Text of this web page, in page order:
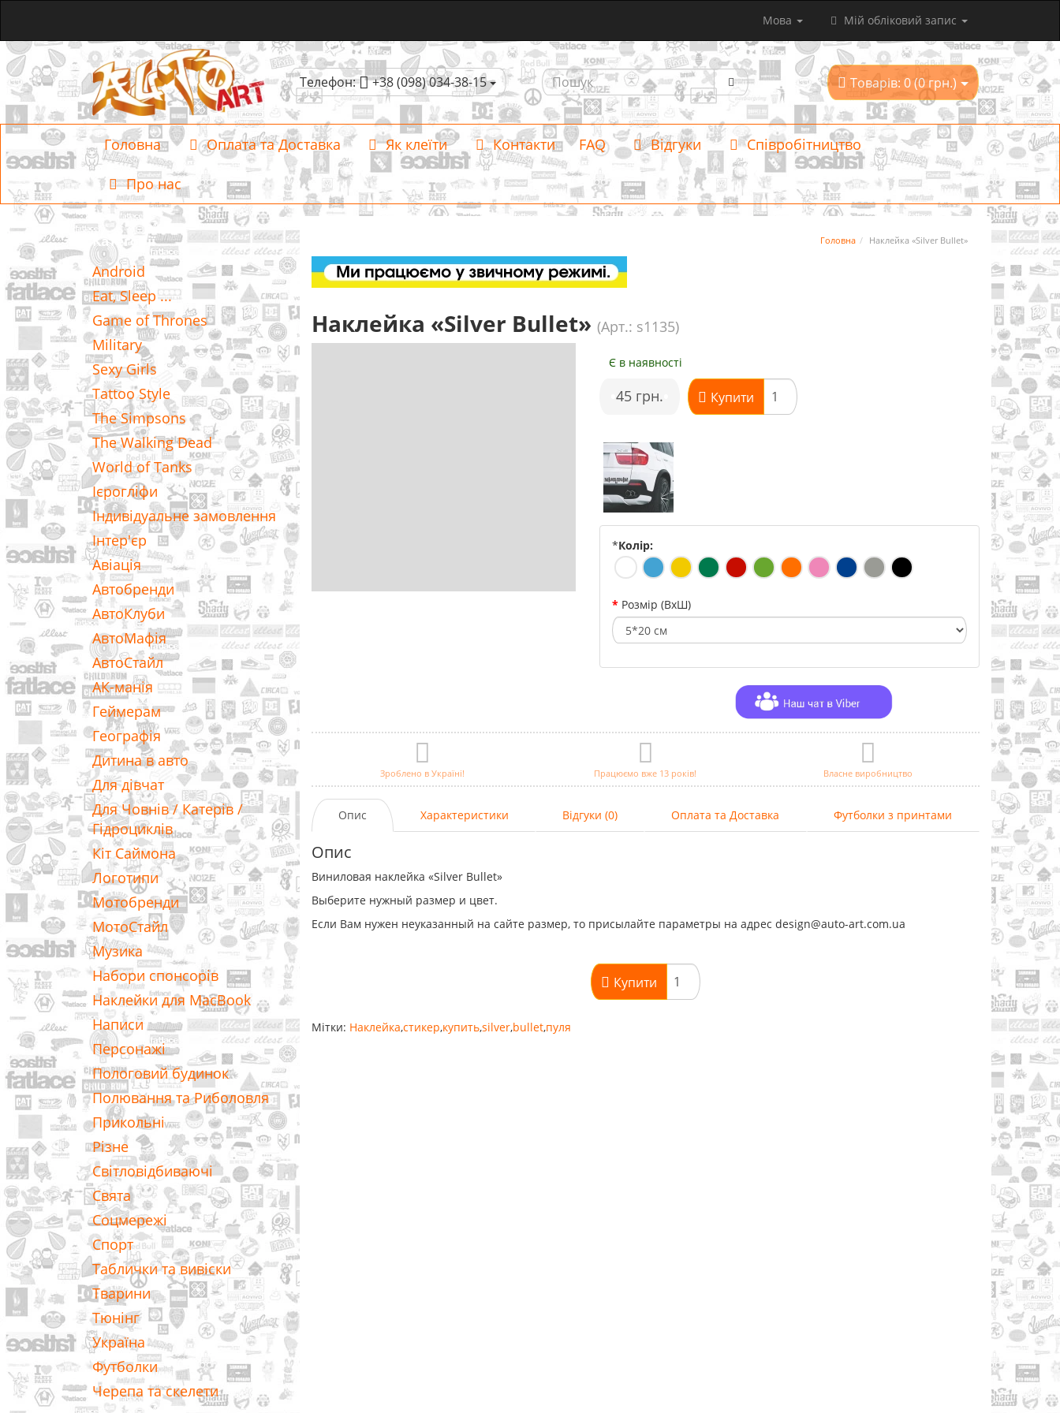
Мова Мій обліковий запис
Телефон: +38 (098) 034-38-15 Товарів: 0 (0 грн.)
Головна Оплата та Доставка Як клеїти Контакти FAQ Відгуки Співробітництво
Про нас
Категорії
Android
Eat, Sleep ...
Game of Thrones
Military
Sexy Girls
Tattoo Style
The Simpsons
The Walking Dead
World of Tanks
Ієрогліфи
Індивідуальне замовлення
Інтер'єр
Авіація
Автобренди
АвтоКлуби
АвтоМафія
АвтоСтайл
АК-манія
Геймерам
Географія
Дитина в авто
Для дівчат
Для Човнів / Катерів /
Гідроциклів
Кіт Саймона
Логотипи
Мотобренди
МотоСтайл
Музика
Набори спонсорів
Наклейки для MacBook
Написи
Персонажі
Пологовий будинок
Полювання та Риболовля
Прикольні
Різне
Світловідбиваючі
Свята
Соцмережі
Спорт
Таблички та вивіски
Тварини
Тюнінг
Україна
Футболки
Черепа та скелети
Головна Наклейка «Silver Bullet»
Наклейка «Silver Bullet» (Арт.: s1135)
Є в наявності
•45 грн. Купити
*Колір:
Розмір (ВхШ)
Зроблено в Україні! Працюємо вже 13 років! Власне виробництво
Опис Характеристики Відгуки (0) Оплата та Доставка Футболки з принтами
Опис
Виниловая наклейка «Silver Bullet»
Выберите нужный размер и цвет.
Если Вам нужен неуказанный на сайте размер, то присылайте параметры на адрес design@auto-art.com.ua
Купити
Мітки: Наклейка,стикер,купить,silver,bullet,пуля